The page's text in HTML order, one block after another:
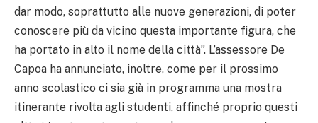
dar modo, soprattutto alle nuove generazioni, di poter
conoscere più da vicino questa importante figura, che
ha portato in alto il nome della città”. L’assessore De
Capoa ha annunciato, inoltre, come per il prossimo
anno scolastico ci sia già in programma una mostra
itinerante rivolta agli studenti, affinché proprio questi